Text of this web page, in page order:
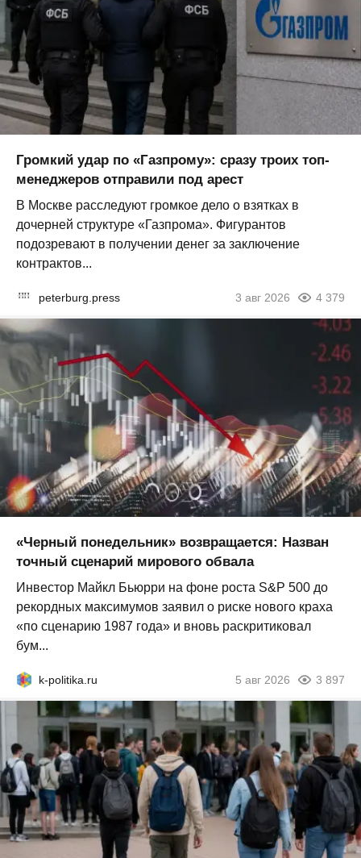
Громкий удар по «Газпрому»: сразу троих топ-
менеджеров отправили под арест
В Москве расследуют громкое дело о взятках в
дочерней структуре «Газпрома». Фигурантов
подозревают в получении денег за заключение
контрактов...
peterburg.press 3 авг 2026 4 379
«Черный понедельник» возвращается: Назван
точный сценарий мирового обвала
Инвестор Майкл Бьюрри на фоне роста S&P 500 до
рекордных максимумов заявил о риске нового краха
«по сценарию 1987 года» и вновь раскритиковал
бум...
k-politika.ru 5 авг 2026 3 897